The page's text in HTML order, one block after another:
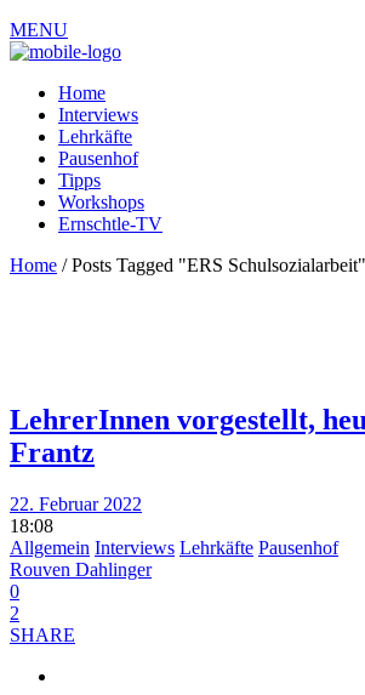
MENU
Home
Interviews
Lehrkäfte
Pausenhof
Tipps
Workshops
Ernschtle-TV
Home /Posts Tagged "ERS Schulsozialarbeit"
LehrerInnen vorgestellt,
Frantz
22. Februar 2022
18:08
Allgemein Interviews Lehrkäfte Pausenhof
Rouven Dahlinger
0
2
SHARE